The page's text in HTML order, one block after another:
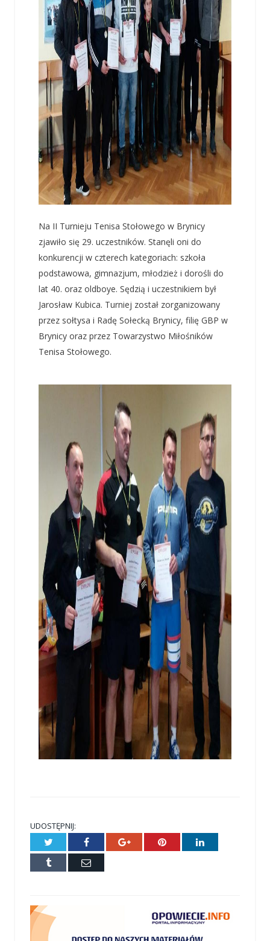
Na II Turnieju Tenisa Stołowego w Brynicy
zjawiło się 29. uczestników. Stanęli oni do
konkurencji w czterech kategoriach: szkoła
podstawowa, gimnazjum, młodzież i dorośli do
lat 40. oraz oldboye. Sędzią i uczestnikiem był
Jarosław Kubica. Turniej został zorganizowany
przez sołtysa i Radę Sołecką Brynicy, filię GBP w
Brynicy oraz przez Towarzystwo Miłośników
Tenisa Stołowego.
UDOSTĘPNIJ:
Twitter Facebook Google+ Pinterest LinkedIn
Tumblr
E-